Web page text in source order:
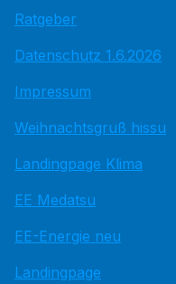
Ratgeber
Datenschutz 1.6.2026
Impressum
Weihnachtsgruß hissu
Landingpage Klima
EE Medatsu
EE-Energie neu
Landingpage